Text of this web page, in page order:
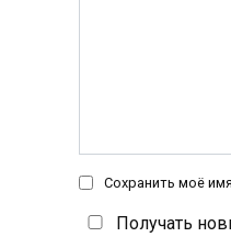
Сохранить моё
Получать